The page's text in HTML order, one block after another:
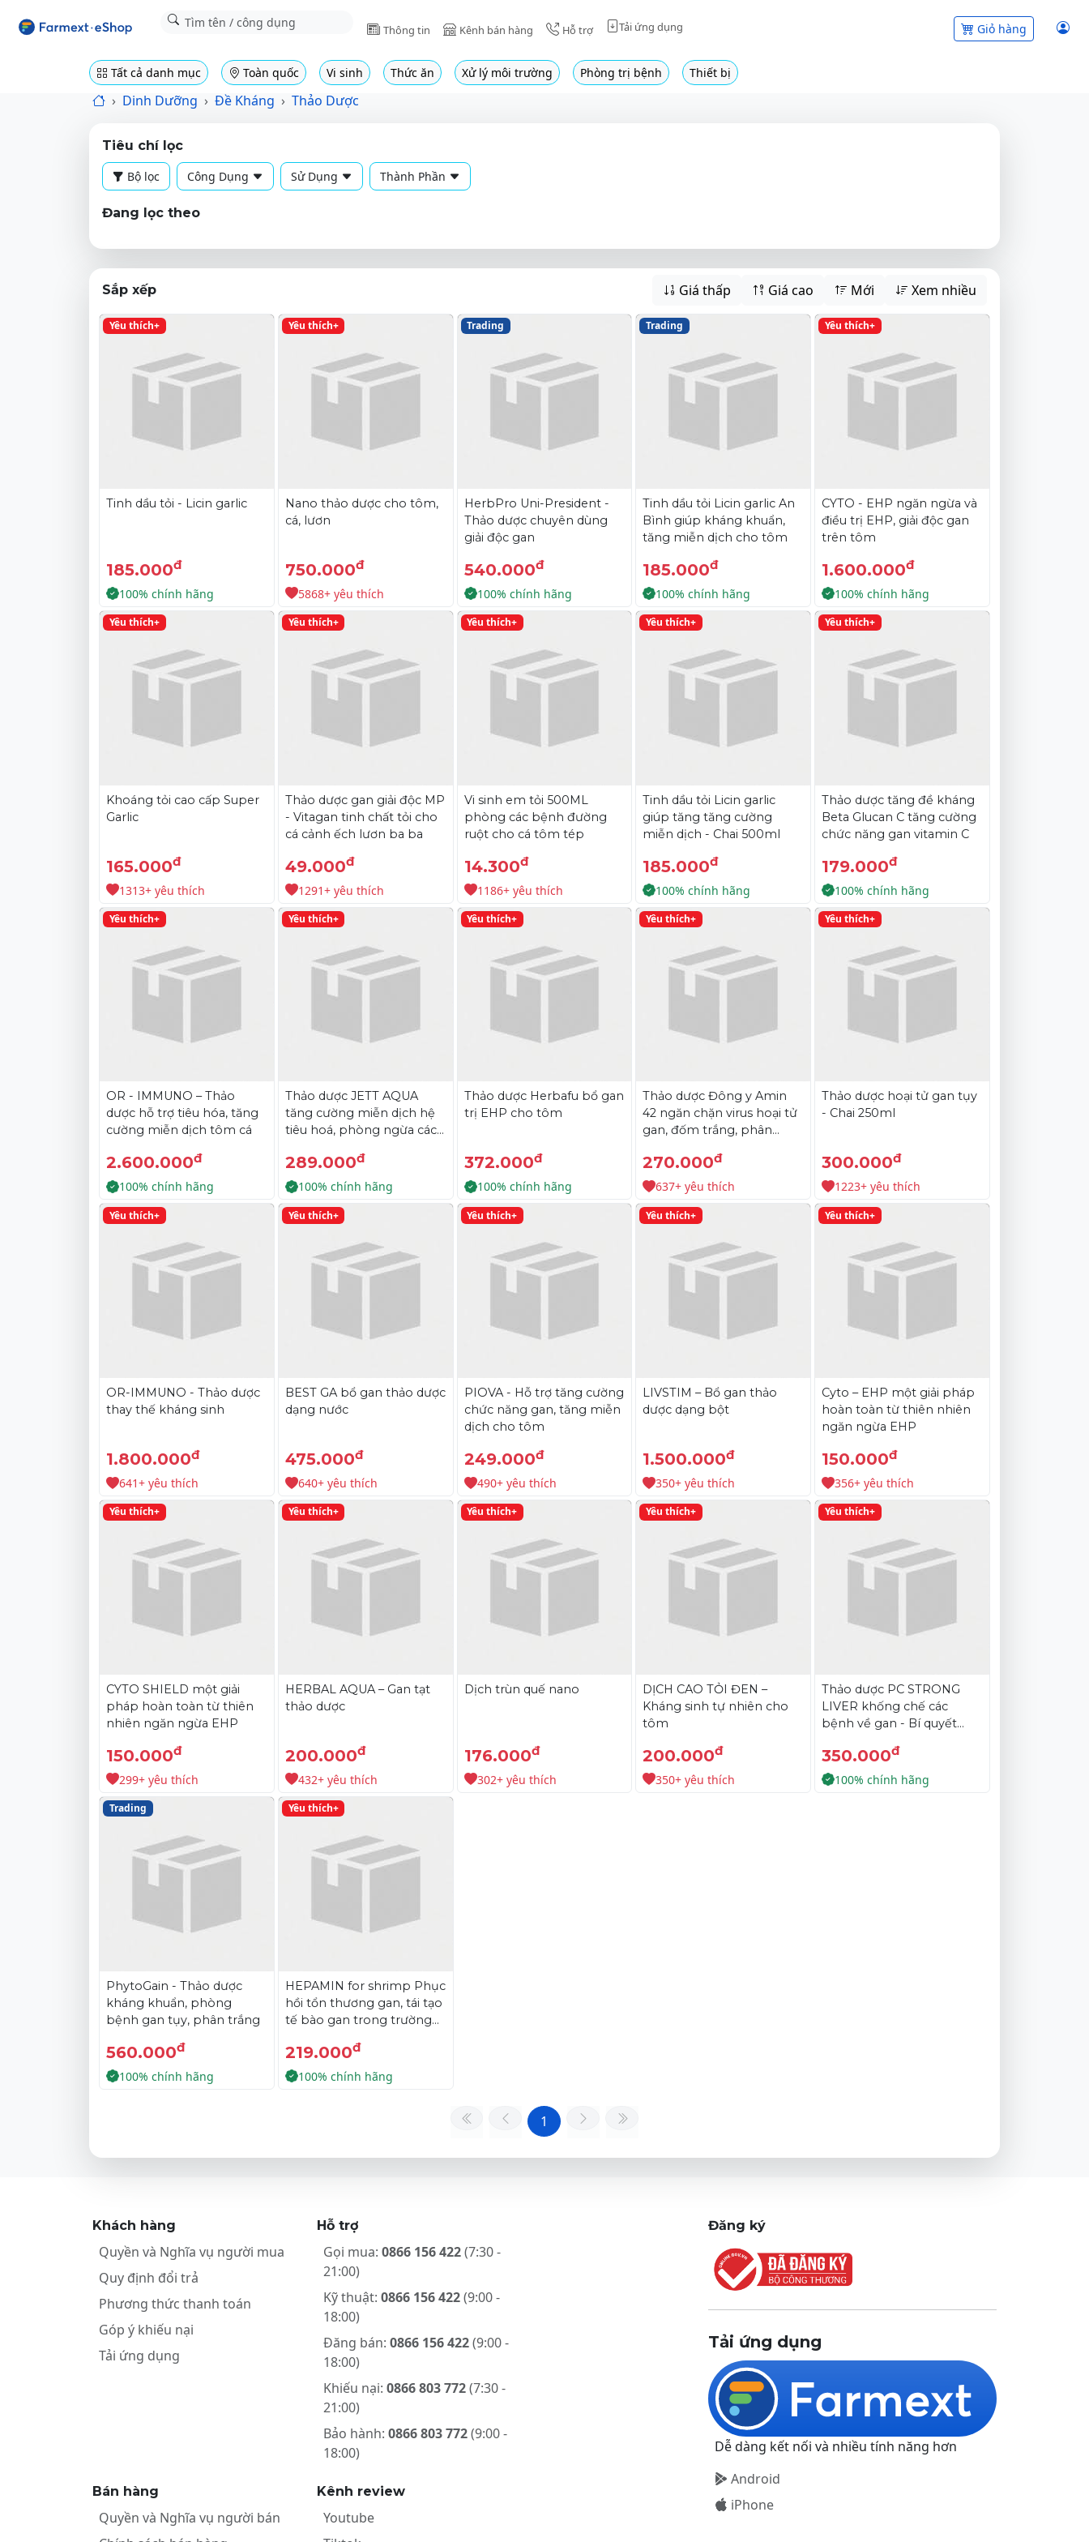
Thông tin Kênh bán hàng Hỗ trợ Tải ứng dụng Giỏ hàng
Tất cả danh mục Toàn quốc Vi sinh Thức ăn Xử lý môi trường Phòng trị bệnh Thiết bị
Dinh Dưỡng Đề Kháng Thảo Dược
Tiêu chí lọc
Bộ lọc
Công Dụng Sử Dụng Thành Phần
Đang lọc theo
Sắp xếp Giá thấp Giá cao Mới Xem nhiều
Yêu thích+
Tinh dầu tỏi - Licin garlic
185.000đ
100% chính hãng
Yêu thích+
Nano thảo dược cho tôm,
cá, lươn
750.000đ
5868+ yêu thích
Trading
HerbPro Uni-President -
Thảo dược chuyên dùng
giải độc gan
540.000đ
100% chính hãng
Trading
Tinh dầu tỏi Licin garlic An
Bình giúp kháng khuẩn,
tăng miễn dịch cho tôm
185.000đ
100% chính hãng
Yêu thích+
CYTO - EHP ngăn ngừa và
điều trị EHP, giải độc gan
trên tôm
1.600.000đ
100% chính hãng
Yêu thích+
Khoáng tỏi cao cấp Super
Garlic
165.000đ
1313+ yêu thích
Yêu thích+
Thảo dược gan giải độc MP
- Vitagan tinh chất tỏi cho
cá cảnh ếch lươn ba ba
49.000đ
1291+ yêu thích
Yêu thích+
Vi sinh em tỏi 500ML
phòng các bệnh đường
ruột cho cá tôm tép
14.300đ
1186+ yêu thích
Yêu thích+
Tinh dầu tỏi Licin garlic
giúp tăng tăng cường
miễn dịch - Chai 500ml
185.000đ
100% chính hãng
Yêu thích+
Thảo dược tăng đề kháng
Beta Glucan C tăng cường
chức năng gan vitamin C
179.000đ
100% chính hãng
Yêu thích+
OR - IMMUNO – Thảo
dược hỗ trợ tiêu hóa, tăng
cường miễn dịch tôm cá
2.600.000đ
100% chính hãng
Yêu thích+
Thảo dược JETT AQUA
tăng cường miễn dịch hệ
tiêu hoá, phòng ngừa các
289.000đ
100% chính hãng
Yêu thích+
Thảo dược Herbafu bổ gan
trị EHP cho tôm
372.000đ
100% chính hãng
Yêu thích+
Thảo dược Đông y Amin
42 ngăn chặn virus hoại tử
gan, đốm trắng, phân
270.000đ
637+ yêu thích
Yêu thích+
Thảo dược hoại tử gan tụy
- Chai 250ml
300.000đ
1223+ yêu thích
Yêu thích+
OR-IMMUNO - Thảo dược
thay thế kháng sinh
1.800.000đ
641+ yêu thích
Yêu thích+
BEST GA bổ gan thảo dược
dạng nước
475.000đ
640+ yêu thích
Yêu thích+
PIOVA - Hỗ trợ tăng cường
chức năng gan, tăng miễn
dịch cho tôm
249.000đ
490+ yêu thích
Yêu thích+
LIVSTIM – Bổ gan thảo
dược dạng bột
1.500.000đ
350+ yêu thích
Yêu thích+
Cyto – EHP một giải pháp
hoàn toàn từ thiên nhiên
ngăn ngừa EHP
150.000đ
356+ yêu thích
Yêu thích+
CYTO SHIELD một giải
pháp hoàn toàn từ thiên
nhiên ngăn ngừa EHP
150.000đ
299+ yêu thích
Yêu thích+
HERBAL AQUA – Gan tạt
thảo dược
200.000đ
432+ yêu thích
Yêu thích+
Dịch trùn quế nano
176.000đ
302+ yêu thích
Yêu thích+
DỊCH CAO TỎI ĐEN –
Kháng sinh tự nhiên cho
tôm
200.000đ
350+ yêu thích
Yêu thích+
Thảo dược PC STRONG
LIVER khống chế các
bệnh về gan - Bí quyết
350.000đ
100% chính hãng
Trading
PhytoGain - Thảo dược
kháng khuẩn, phòng
bệnh gan tụy, phân trắng
560.000đ
100% chính hãng
Yêu thích+
HEPAMIN for shrimp Phục
hồi tổn thương gan, tái tạo
tế bào gan trong trường
gan với các biểu hiện vàng
gan, sưng gan, nhũn gan.
219.000đ
100% chính hãng
1
Khách hàng
Quyền và Nghĩa vụ người mua
Quy định đổi trả
Phương thức thanh toán
Góp ý khiếu nại
Tải ứng dụng
Hỗ trợ
Gọi mua:0866 156 422(7:30 -
21:00)
Kỹ thuật:0866 156 422(9:00 -
18:00)
Đăng bán:0866 156 422(9:00 -
18:00)
Khiếu nại:0866 803 772(7:30 -
21:00)
Bảo hành:0866 803 772(9:00 -
18:00)
Bán hàng
Quyền và Nghĩa vụ người bán
Kênh review
Youtube
Đăng ký
Tải ứng dụng
Dễ dàng kết nối và nhiều tính năng hơn
Android
iPhone